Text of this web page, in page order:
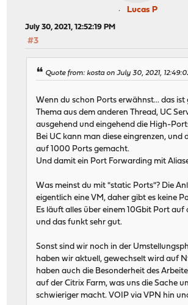
Lucas P
July 30, 2021, 12:52:19 PM
#3
Quote from: kosta on July 30, 2021,
Wenn du schon Ports erwähnst... das ist
Thema aus dem anderen Thread, UC
ausgehend und eingehend die High-
Bei UC kann man diese eingrenzen, und
auf 1000 Ports gemacht.
Und damit ein Port Forwarding mit
Was meinst du mit "static Ports"? Die
eigentlich eine VM, daher gibt es keine
Es läuft alles über einem 10Gbit Port auf
und das funkt sehr gut.
Sonst sind wir noch in der
haben wir aktuell, gewechselt wird auf
haben auch die Besonderheit des
auf der Citrix Farm, was uns die Sache
schwieriger macht. VOIP via VPN hin